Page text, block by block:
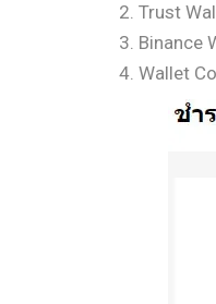
Trust
Binance
Wallet